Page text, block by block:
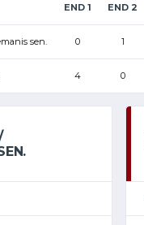
END 1 END 2
sen. 0 1
4 0